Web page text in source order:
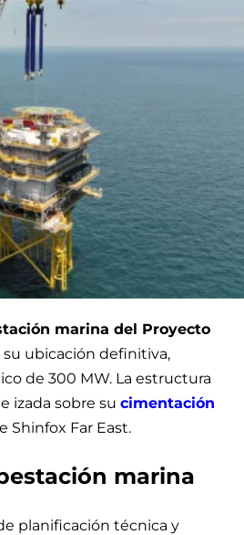
marina del Proyecto
ubicación definitiva,
de 300 MW. La estructura
izada sobre su cimentación
Shinfox Far East.
marina
planificación técnica y